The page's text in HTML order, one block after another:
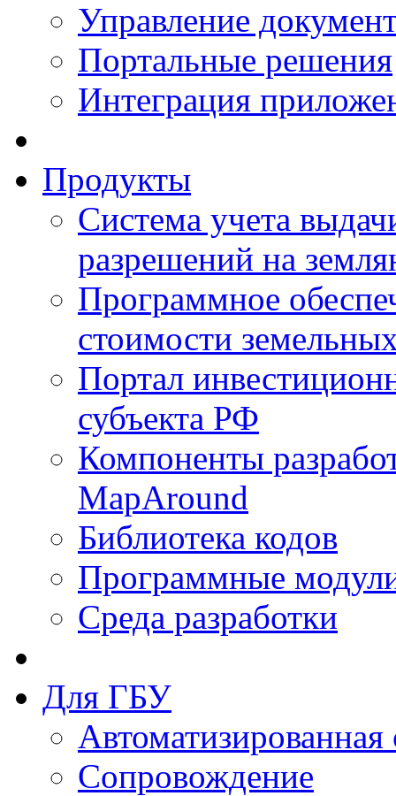
Управление
Портальные решения
Интеграция
Продукты
Система учета
разрешений на
Программное
стоимости
Портал
субъекта РФ
Компоненты
MapAround
Библиотека кодов
Программные
Среда разработки
Для ГБУ
Сопровождение